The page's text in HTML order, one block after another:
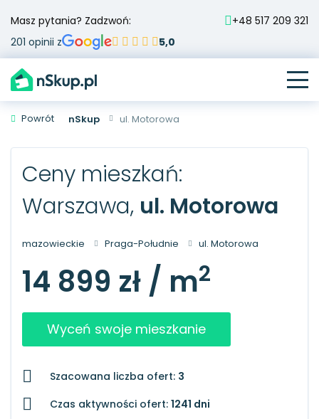
201 opinii z 5,0
Masz pytania? Zadzwoń: +48 517 209 321
Powrót nSkup ul. Motorowa
Ceny mieszkań:
Warszawa, ul. Motorowa
mazowieckie Praga-Południe ul. Motorowa
14 899 zł / m2
Wyceń swoje mieszkanie
Szacowana liczba ofert: 3
Czas aktywności ofert: 1241 dni